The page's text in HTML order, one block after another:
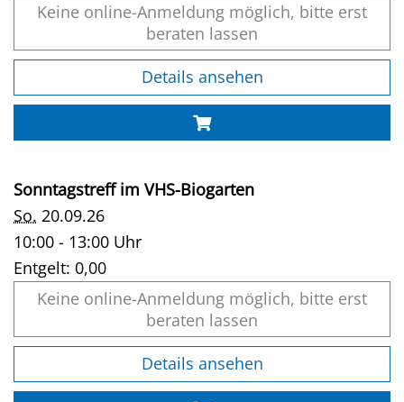
Keine online-Anmeldung möglich, bitte erst
beraten lassen
Details ansehen
Sonntagstreff im VHS-Biogarten
So. 20.09.26
10:00 - 13:00 Uhr
Entgelt: 0,00
Keine online-Anmeldung möglich, bitte erst
beraten lassen
Details ansehen